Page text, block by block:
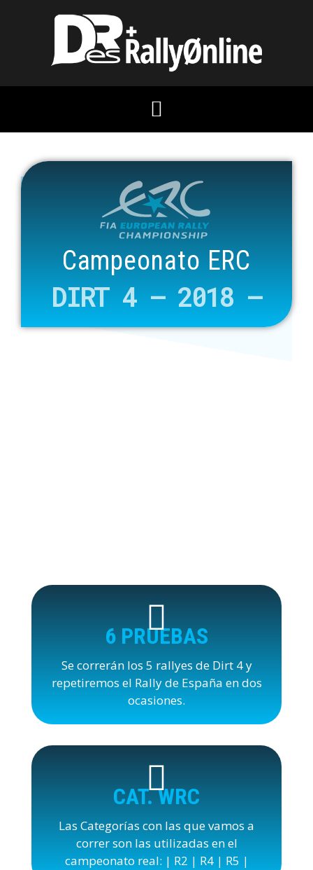
Campeonato ERC
DIRT 4 – 2018 –
6 PRUEBAS
Se correrán los 5 rallyes de Dirt 4 y
repetiremos el Rally de España en dos
ocasiones.
CAT. WRC
Las Categorías con las que vamos a
correr son las utilizadas en el
campeonato real: | R2 | R4| R5 |